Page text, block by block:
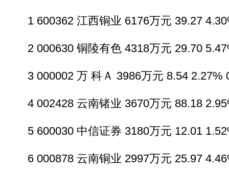
1 600362 江西铜业 6176万元 39.27
2 000630 铜陵有色 4318万元 29.70
3 000002 万 科Ａ 3986万元 8.54 2.27%
4 002428 云南锗业 3670万元 88.18
5 600030 中信证券 3180万元 12.01
6 000878 云南铜业 2997万元 25.97